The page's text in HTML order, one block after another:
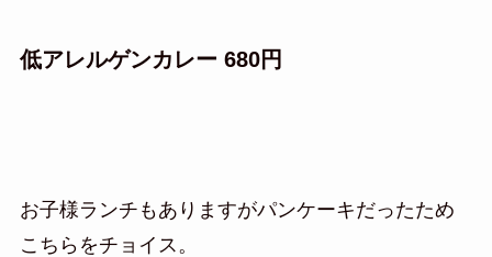
低アレルゲンカレー 680円
お子様ランチもありますがパンケーキだったため
こちらをチョイス。